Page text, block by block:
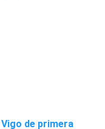
de primera